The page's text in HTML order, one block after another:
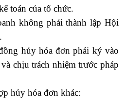
toán của tổ chức.
không phải thành lập Hội
hủy hóa đơn phải ký vào
chịu trách nhiệm trước pháp
hủy hóa đơn khác: